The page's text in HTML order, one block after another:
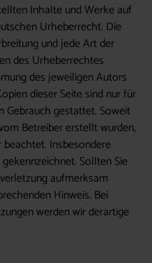
Inhalte und Werke auf
Urheberrecht. Die
und jede Art der
des Urheberrechtes
des jeweiligen Autors
dieser Seite sind nur für
Gebrauch gestattet. Soweit
Betreiber erstellt wurden,
Insbesondere
Sollten Sie
aufmerksam
Hinweis. Bei
werden wir derartige